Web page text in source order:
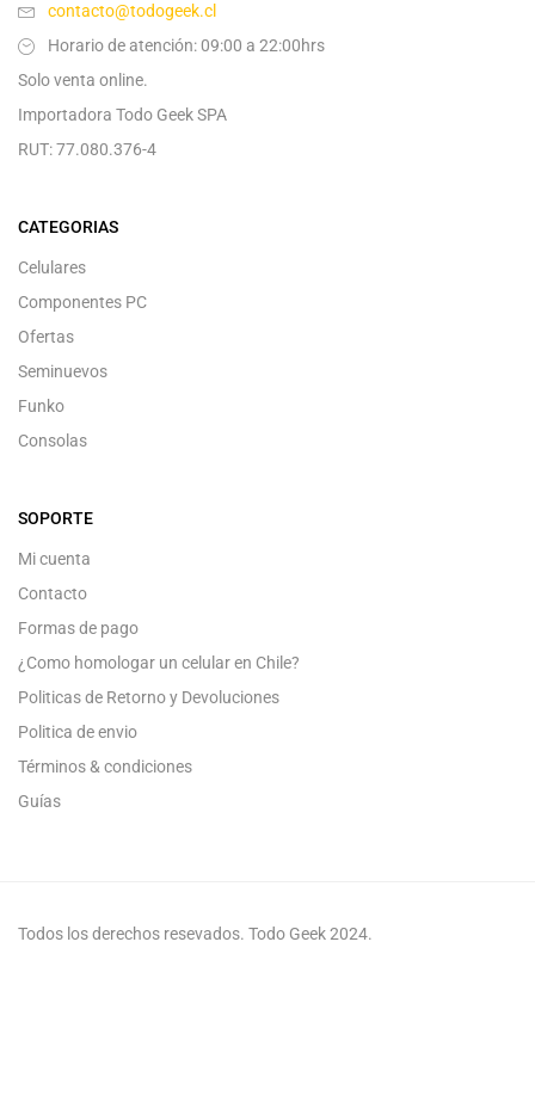
contacto@todogeek.cl
Horario de atención: 09:00 a 22:00hrs
Solo venta online.
Importadora Todo Geek SPA
RUT: 77.080.376-4
CATEGORIAS
Celulares
Componentes PC
Ofertas
Seminuevos
Funko
Consolas
SOPORTE
Mi cuenta
Contacto
Formas de pago
¿Como homologar un celular en Chile?
Politicas de Retorno y Devoluciones
Politica de envio
Términos & condiciones
Guías
Todos los derechos resevados. Todo Geek 2024.